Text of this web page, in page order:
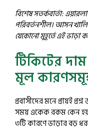
বিশেষ সতর্কবার্তা:
পরিবর্তনশীল। আসন খালি
যেকোনো মুহূর্তে এই ভাড়া
টিকিটের
মূল
প্রবাসীদের মনে প্রায়ই
সময় একেক রকম কেন
৩টি কারণে ভাড়ার বড়